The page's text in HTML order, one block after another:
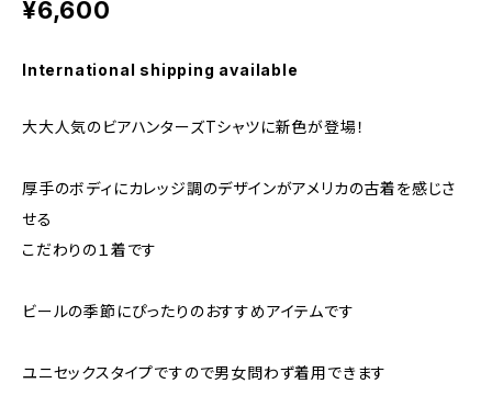
¥6,600
International shipping available
大大人気のビアハンターズTシャツに新色が登場！
厚手のボディにカレッジ調のデザインがアメリカの古着を感じさ
せる
こだわりの１着です
ビールの季節にぴったりのおすすめアイテムです
ユニセックスタイプですので男女問わず着用できます